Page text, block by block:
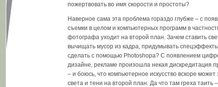
пожертвовать во имя скорости и простоты?
Наверное сама эта проблема гораздо глубже – с
съемки в целом и компьютерных программ в
фотографа уходит на второй план. Зачем ставить
вычищать мусор из кадра, придумывать
сделать с помощью Photoshopа? С появлением
дизайне, рекламе произошла некая дискредитация
– и боюсь, что компьютерное искусство вскоре может
света и тени на второй план. Да что там греха таить